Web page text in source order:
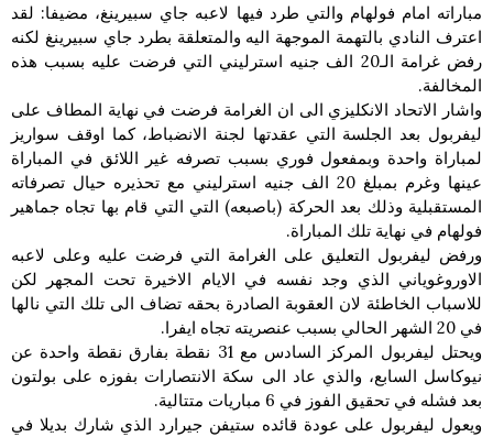
مباراته امام فولهام والتي طرد فيها لاعبه جاي سبيرينغ، مضيفا: لقد
اعترف النادي بالتهمة الموجهة اليه والمتعلقة بطرد جاي سبيرينغ لكنه
رفض غرامة الـ20 الف جنيه استرليني التي فرضت عليه بسبب هذه
المخالفة.
واشار الاتحاد الانكليزي الى ان الغرامة فرضت في نهاية المطاف على
ليفربول بعد الجلسة التي عقدتها لجنة الانضباط، كما اوقف سواريز
لمباراة واحدة وبمفعول فوري بسبب تصرفه غير اللائق في المباراة
عينها وغرم بمبلغ 20 الف جنيه استرليني مع تحذيره حيال تصرفاته
المستقبلية وذلك بعد الحركة (باصبعه) التي التي قام بها تجاه جماهير
فولهام في نهاية تلك المباراة.
ورفض ليفربول التعليق على الغرامة التي فرضت عليه وعلى لاعبه
الاوروغوياني الذي وجد نفسه في الايام الاخيرة تحت المجهر لكن
للاسباب الخاطئة لان العقوبة الصادرة بحقه تضاف الى تلك التي نالها
في 20 الشهر الحالي بسبب عنصريته تجاه ايفرا.
ويحتل ليفربول المركز السادس مع 31 نقطة بفارق نقطة واحدة عن
نيوكاسل السابع، والذي عاد الى سكة الانتصارات بفوزه على بولتون
بعد فشله في تحقيق الفوز في 6 مباريات متتالية.
ويعول ليفربول على عودة قائده ستيفن جيرارد الذي شارك بديلا في